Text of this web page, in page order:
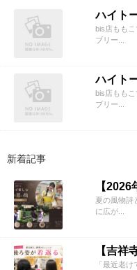
ハイト
bis店もも
ブリー...
ハイト
bis店もも
ブリー...
新着記事
夏の風物詩
に広が...
「最近老